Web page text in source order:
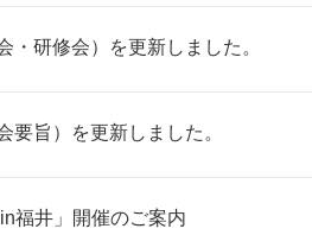
・研修会）を更新しました。
要旨）を更新しました。
福井」開催のご案内